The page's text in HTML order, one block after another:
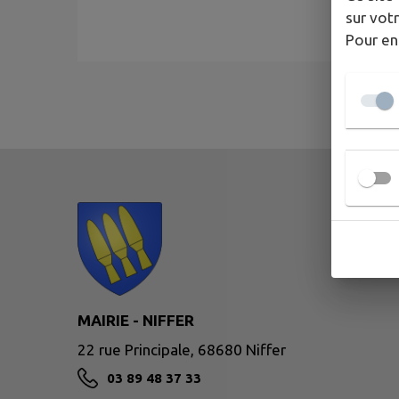
MAIRIE - NIFFER
22 rue Principale, 68680 Niffer
03 89 48 37 33
sur
Pour